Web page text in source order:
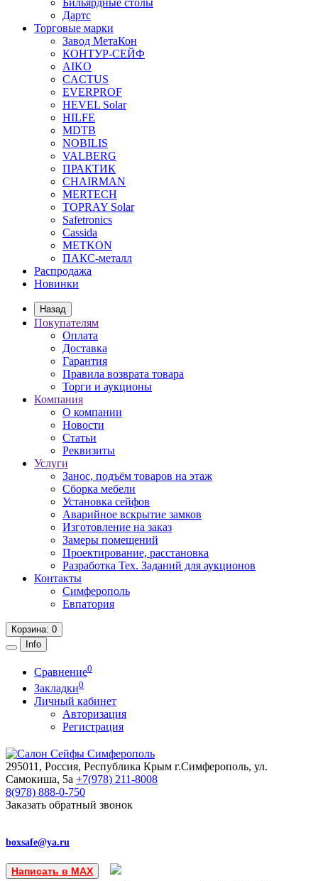
Бильярдные столы
Дартс
Торговые марки
Завод МетаКон
КОНТУР-СЕЙФ
AIKO
CACTUS
EVERPROF
HEVEL Solar
HILFE
MDTB
NOBILIS
VALBERG
ПРАКТИК
CHAIRMAN
MERTECH
TOPRAY Solar
Safetronics
Cassida
METKON
ПАКС-металл
Распродажа
Новинки
Назад
Покупателям
Оплата
Доставка
Гарантия
Правила возврата товара
Торги и аукционы
Компания
О компании
Новости
Статьи
Реквизиты
Услуги
Занос, подъём товаров на этаж
Сборка мебели
Установка сейфов
Аварийное вскрытие замков
Изготовление на заказ
Замеры помещений
Проектирование, расстановка
Разработка Тех. Заданий для аукционов
Контакты
Симферополь
Евпатория
Корзина: 0
Info
Сравнение0
Закладки0
Личный кабинет
Авторизация
Регистрация
295011, Россия, Республика Крым г.Симферополь, ул.
Самокиша, 5а +7(978) 211-8008
8(978) 888-0-750
Заказать обратный звонок
boxsafe@ya.ru
Написать в MAX